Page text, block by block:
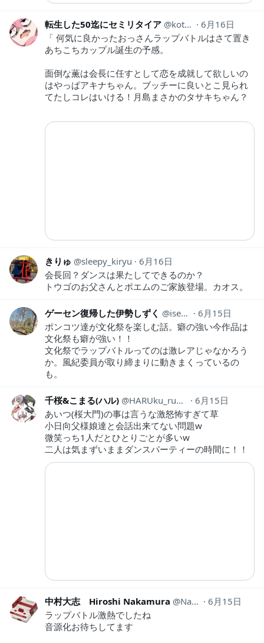
転生した50迄にセミリタイア kotahinshi2
6月16日
「 何気に良かったおっさんラップバトルはさて置き
あちこちカップル誕生の予感。
面倒な薫は会長に任すとして恋を成就して欲しいの
はやっぱアキナちゃん。ブッチーに良いとこ見られ
てたしコレはいける！月島まさかのタサキちゃん？
きりゅ sleepy_kiryu
6月16日
会長回？ダンスは果たしてできるのか？
トウゴのお父さんとポエムのご家族登場。カオス。
ゲーセン復帰した伊勢しずく isesizuku
6月15日
ポンコツ達が文化祭を楽しむ話。癖の強い今作品は
文化祭も癖が強い！！
文化祭でラップバトルってのは激レアじゃなかろう
か。風紀委員が取り締まりに動きまくっているの
も。
千桜&こまる(ハル) HARUku_ru1ban
6月15日
あいつ(桜大門)の事は言うな激怒怖すぎて草
小日向父様娘達と会話出来てない問題w
微笑っち1人だとひとりごとが多いw
二人は気まずいままダンスパーティーの時間に！！
中村大志 Hiroshi Nakamura Nakamura_0401_
6月15日
ラップバトル激熱でしたね
音源化お待ちしてます